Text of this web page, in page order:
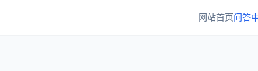
网站首页问答